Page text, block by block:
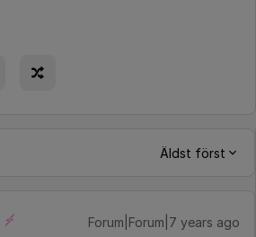
Äldst först
Forum|Forum|7 years ago